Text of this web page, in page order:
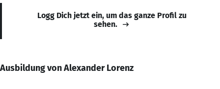
Logg Dich jetzt ein, um das ganze Profil zu
sehen.
Ausbildung von Alexander Lorenz